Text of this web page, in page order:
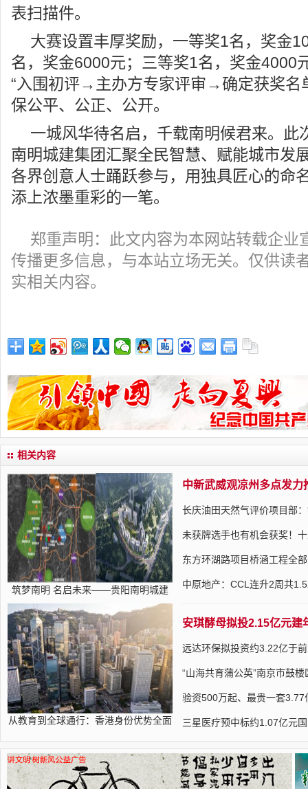
表扫描件。
大赛设置丰厚奖励，一等奖1名，奖金
名，奖金6000元；三等奖1名，奖金4000
“入围初评→主办方专家评审→确定获奖名
保公平、公正、公开。
一城风华待名启，千载南明候君来。此
南明城建集团汇聚全民智慧、赋能城市发
各界创意人士踊跃参与，用独具匠心的命
添上浓墨重彩的一笔。
郑重声明：此文内容为本网站转载企业
传播更多信息，与本站立场无关。仅供读
实相关内容。
相关内容
筑梦南明 名启未来——贵阳南明城建
从教育到全球通行：香港身份优势全面
中新武威观凉州多点发
长庆油田天然气评价项目部
未获牌选手也有机会获奖！
东方环湖路项目桥涵工程全
中原地产：CCL连升2周共
安琪酵母拟投2.15亿元建
远达环保拟投资约3.22亿于
“山海共育蒲公英”南京市鼓
验资500万起、最贵一套3.77
三星医疗预中标约1.07亿元